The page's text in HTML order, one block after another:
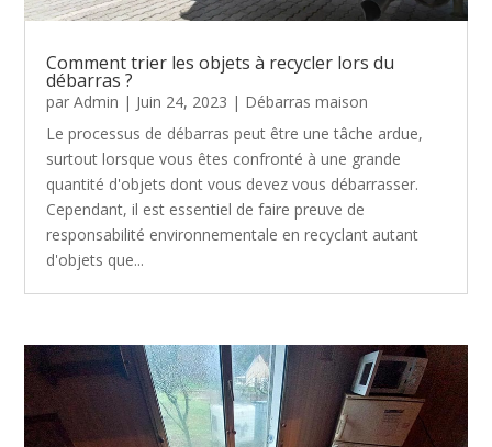
Comment trier les objets à recycler lors du
débarras ?
parAdmin | Juin 24, 2023 | Débarras maison
Le processus de débarras peut être une tâche ardue,
surtout lorsque vous êtes confronté à une grande
quantité d'objets dont vous devez vous débarrasser.
Cependant, il est essentiel de faire preuve de
responsabilité environnementale en recyclant autant
d'objets que...